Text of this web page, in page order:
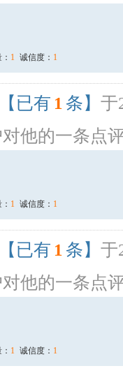
1 诚信度： 1
【已有 1 条】 于
对他的一条点
1 诚信度： 1
【已有 1 条】 于
对他的一条点
1 诚信度： 1